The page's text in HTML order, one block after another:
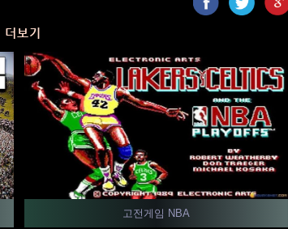
더보기
고전게임 NBA